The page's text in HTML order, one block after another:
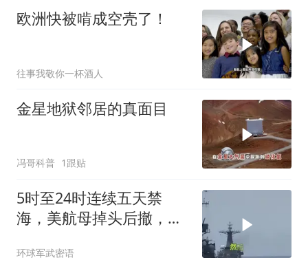
欧洲快被啃成空壳了！
往事我敬你一杯酒人
金星地狱邻居的真面目
冯哥科普 1跟贴
5时至24时连续五天禁
海，美航母掉头后撤，黄
环球军武密语